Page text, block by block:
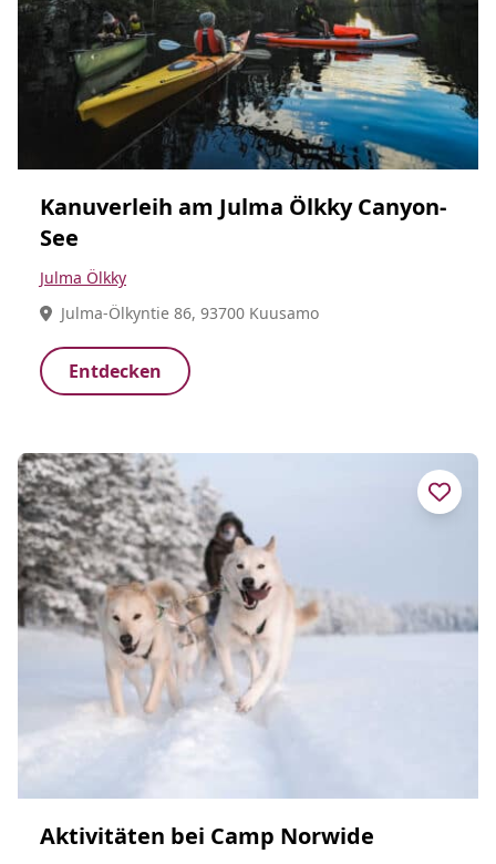
Kanuverleih am Julma Ölkky Canyon-
See
Julma Ölkky
Julma-Ölkyntie 86, 93700 Kuusamo
Entdecken
Aktivitäten bei Camp Norwide